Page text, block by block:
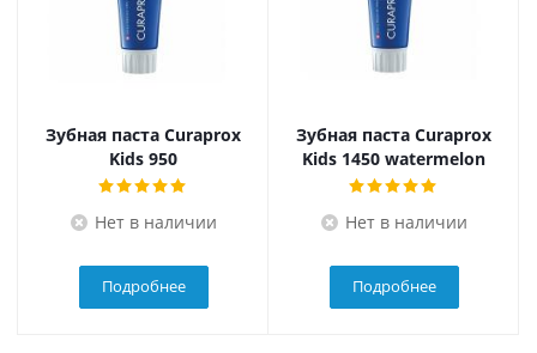
Зубная паста Curaprox
Kids 950
Нет в наличии
Подробнее
Зубная паста Curaprox
Kids 1450 watermelon
Нет в наличии
Подробнее